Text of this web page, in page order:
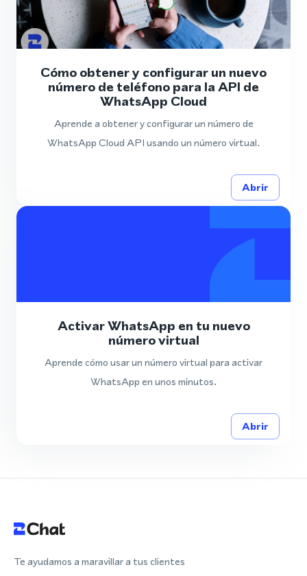
Cómo obtener y configurar un nuevo
número de teléfono para la API de
WhatsApp Cloud
Aprende a obtener y configurar un número de
WhatsApp Cloud API usando un número virtual.
Abrir
Activar WhatsApp en tu nuevo
número virtual
Aprende cómo usar un número virtual para activar
WhatsApp en unos minutos.
Abrir
Te ayudamos a maravillar a tus clientes